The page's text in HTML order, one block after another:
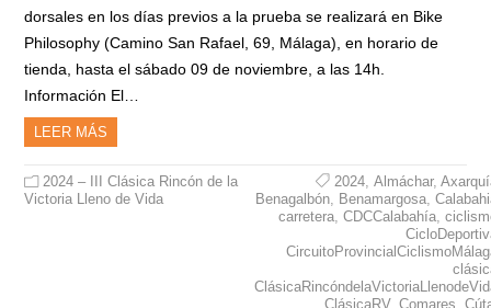
dorsales en los días previos a la prueba se realizará en Bike
Philosophy (Camino San Rafael, 69, Málaga), en horario de
tienda, hasta el sábado 09 de noviembre, a las 14h.
Información El…
LEER MÁS
2024 – III Clásica Rincón de la
Victoria Lleno de Vida
2024 ,Almáchar,
Benagalbón Benamargosa ,
carretera ,CDCCalabahía ,
ClásicaRV,Comares ,